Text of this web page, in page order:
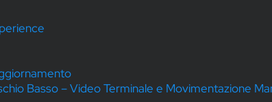
Basso – Video Terminale e Movimentazione